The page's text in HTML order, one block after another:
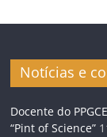
Notícias e
Docente do
“Pint of Science”